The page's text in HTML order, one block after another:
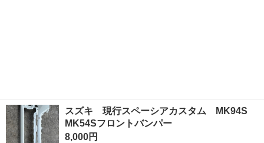
スズキ 現行スペーシアカスタム MK94S
MK54Sフロントバンパー
8,000円